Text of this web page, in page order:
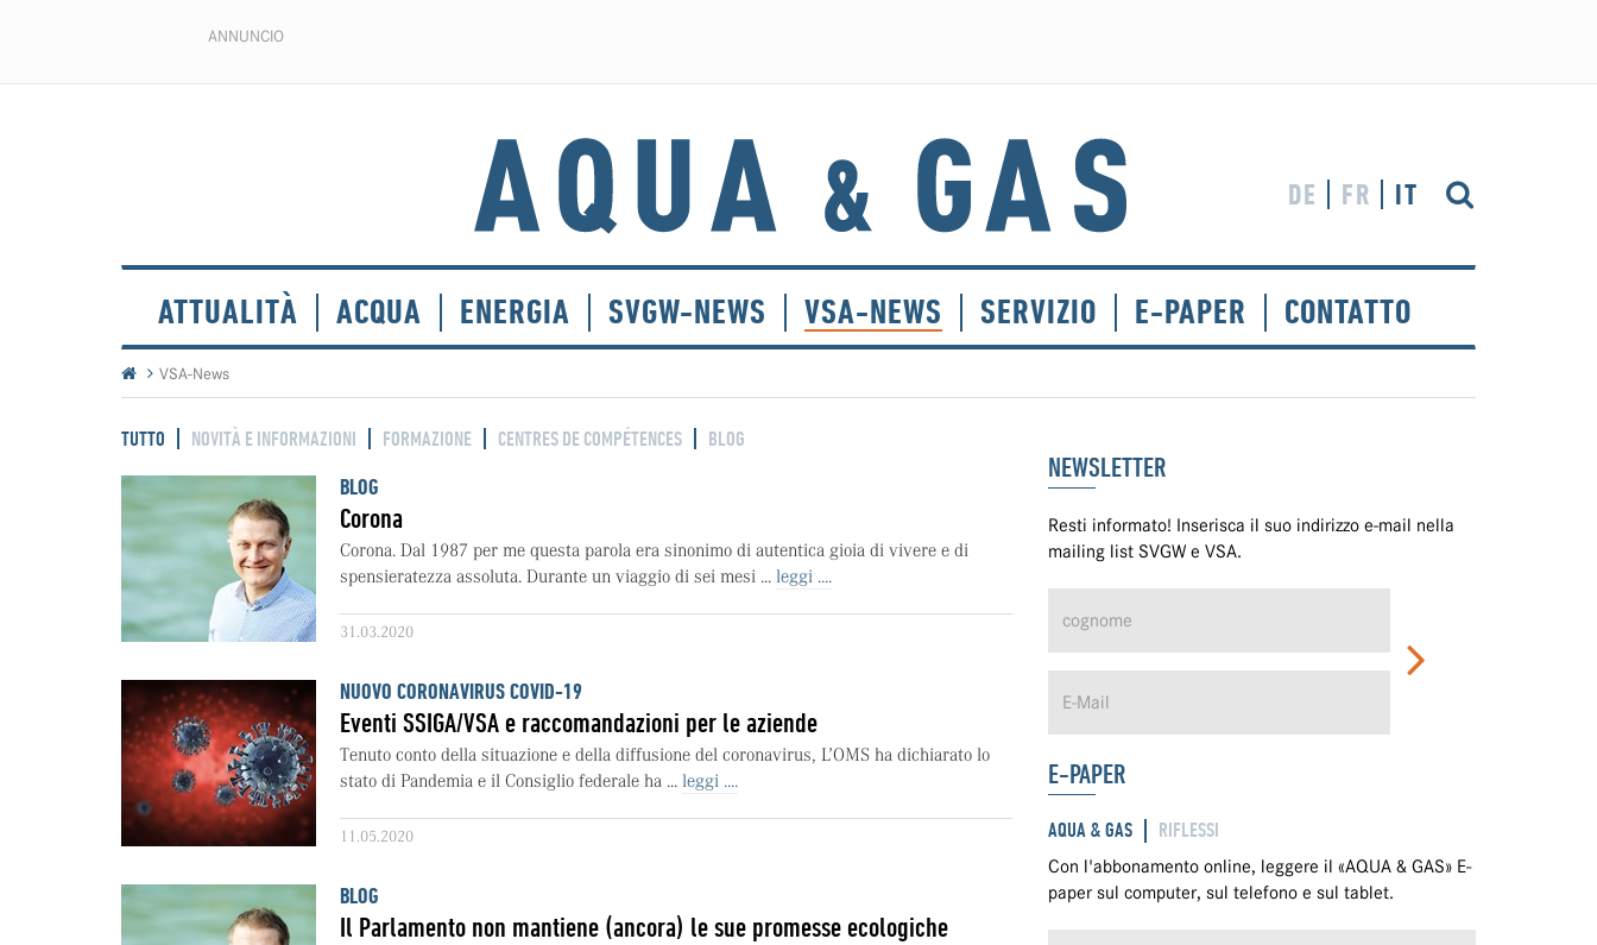
ANNUNCIO
DE FR IT
ATTUALITÀ ACQUA ENERGIA SVGW-NEWS VSA-NEWS SERVIZIO E-PAPER CONTATTO
VSA-News
TUTTO NOVITÀ E INFORMAZIONI FORMAZIONE CENTRES DE COMPÉTENCES BLOG
BLOG
Corona
Corona. Dal 1987 per me questa parola era sinonimo di autentica gioia di vivere e di
spensieratezza assoluta. Durante un viaggio di sei mesi ... leggi ....
31.03.2020
NUOVO CORONAVIRUS COVID-19
Eventi SSIGA/VSA e raccomandazioni per le aziende
Tenuto conto della situazione e della diffusione del coronavirus, L’OMS ha dichiarato lo
stato di Pandemia e il Consiglio federale ha ... leggi ....
11.05.2020
BLOG
Il Parlamento non mantiene (ancora) le sue promesse ecologiche
NEWSLETTER
Resti informato! Inserisca il suo indirizzo e-mail nella
mailing list SVGW e VSA.
E-PAPER
AQUA & GAS RIFLESSI
Con l'abbonamento online, leggere il «AQUA & GAS» E-
paper sul computer, sul telefono e sul tablet.